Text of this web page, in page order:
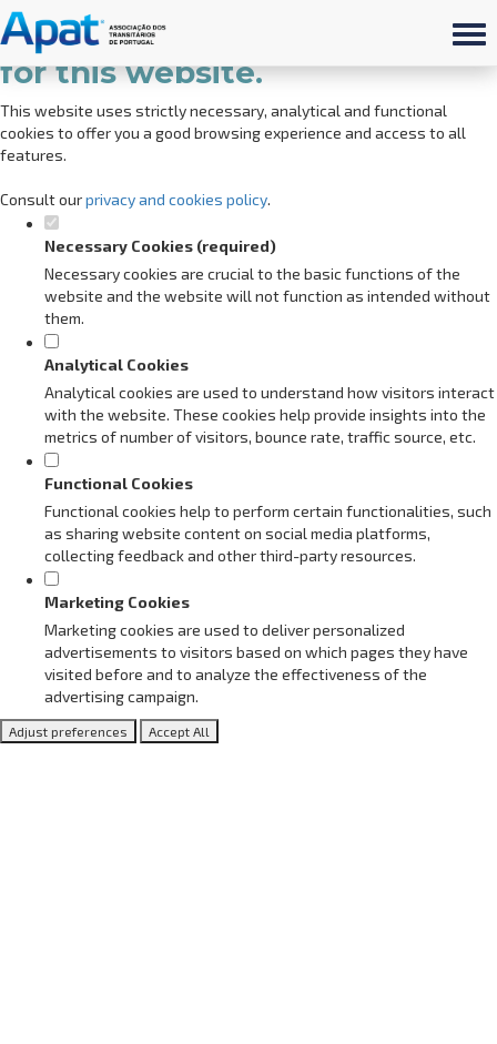
Set your cookie preferences
for this website.
This website uses strictly necessary, analytical and functional
cookies to offer you a good browsing experience and access to all
features.
Consult ourprivacy and cookies policy.
Necessary Cookies (required)
Necessary cookies are crucial to the basic functions of the
website and the website will not function as intended without
them.
Analytical Cookies
Analytical cookies are used to understand how visitors interact
with the website. These cookies help provide insights into the
metrics of number of visitors, bounce rate, traffic source, etc.
Functional Cookies
Functional cookies help to perform certain functionalities, such
as sharing website content on social media platforms,
collecting feedback and other third-party resources.
Marketing Cookies
Marketing cookies are used to deliver personalized
advertisements to visitors based on which pages they have
visited before and to analyze the effectiveness of the
advertising campaign.
Adjust preferences Accept All